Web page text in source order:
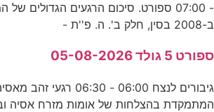
- 07:00 ספורט. סיכום הרגעים הגדולים
ב-2008 בסין, חלק ב'. ה. פ''ת -
ספורט 5 גולד 05-08-2026
גיבורים לנצח 06:00 -
המתמקדת בהצלחות של אומות מזרח אסיה